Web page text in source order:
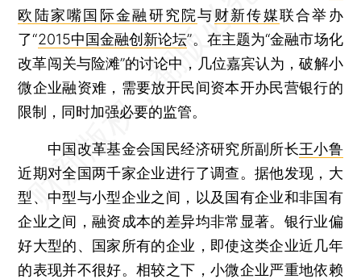
欧陆家嘴国际金融研究院与财新传媒联合举办
了“2015中国金融创新论坛”。在主题为“金融市场化
改革闯关与险滩”的讨论中，几位嘉宾认为，破解小
微企业融资难，需要放开民间资本开办民营银行的
限制，同时加强必要的监管。
中国改革基金会国民经济研究所副所长王小鲁
近期对全国两千家企业进行了调查。据他发现，大
型、中型与小型企业之间，以及国有企业和非国有
企业之间，融资成本的差异均非常显著。银行业偏
好大型的、国家所有的企业，即使这类企业近几年
的表现并不很好。相较之下，小微企业严重地依赖